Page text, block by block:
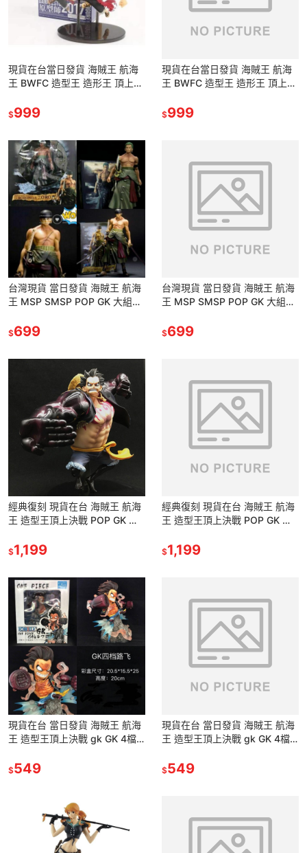
現貨在台當日發貨 海賊王 航海
王 BWFC 造型王 造形王 頂上決
夫 路飛 公仔 景品
$999
現貨在台當日發貨 海賊王 航海
王 BWFC 造型王 造形王 頂上決
夫 路飛 公仔 景品
$999
台灣現貨 當日發貨 海賊王 航海
王 MSP SMSP POP GK 大組立
品 雕像
$699
台灣現貨 當日發貨 海賊王 航海
王 MSP SMSP POP GK 大組立
品 雕像
$699
經典復刻 現貨在台 海賊王 航海
王 造型王頂上決戰 POP GK 超
品 公仔 雕像
$1,199
經典復刻 現貨在台 海賊王 航海
王 造型王頂上決戰 POP GK 超
品 公仔 雕像
$1,199
現貨在台 當日發貨 海賊王 航海
王 造型王頂上決戰 gk GK 4檔
品 模型
$549
現貨在台 當日發貨 海賊王 航海
王 造型王頂上決戰 gk GK 4檔
品 模型
$549